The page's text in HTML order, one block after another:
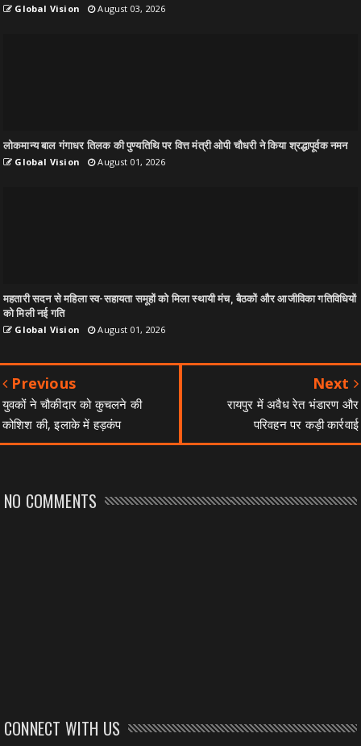
Global Vision August 03, 2026
लोकमान्य बाल गंगाधर तिलक की पुण्यतिथि पर वित्त मंत्री ओपी चौधरी ने किया श्रद्धापूर्वक नमन
Global Vision August 01, 2026
महतारी सदन से महिला स्व-सहायता समूहों को मिला स्थायी मंच, बैठकों और आजीविका गतिविधियों
को मिली नई गति
Global Vision August 01, 2026
Previous
युवकों ने चौकीदार को कुचलने की
कोशिश की, इलाके में हड़कंप
Next
रायपुर में अवैध रेत भंडारण और
परिवहन पर कड़ी कार्रवाई
NO COMMENTS
CONNECT WITH US